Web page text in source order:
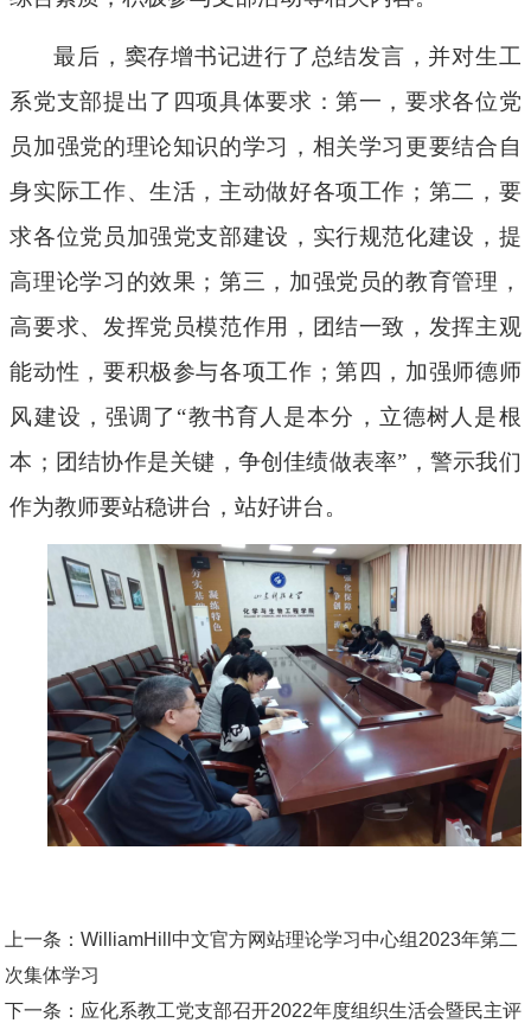
最后，窦存增书记进行了总结发言，并对生工
系党支部提出了四项具体要求：第一，要求各位党
员加强党的理论知识的学习，相关学习更要结合自
身实际工作、生活，主动做好各项工作；第二，要
求各位党员加强党支部建设，实行规范化建设，提
高理论学习的效果；第三 ， 加强党员的教育管理，
高要求、发挥党员模范作用， 团结一致，发挥主观
能动性，要积极参与各项工作 ；第四，加强师德师
风建设，强调了 “教书育人是本分，立德树人是根
本；团结协作是关键，争创佳绩做表率”，警示我们
作为教师要站稳讲台，站好讲台。
上一条：WilliamHill中文官方网站理论学习中心组2023年第二
次集体学习
下一条： 应化系教工党支部召开2022年度组织生活会暨民主评